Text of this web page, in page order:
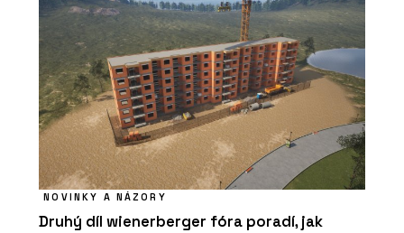
NOVINKY A NÁZORY
Druhý díl wienerberger fóra poradí, jak